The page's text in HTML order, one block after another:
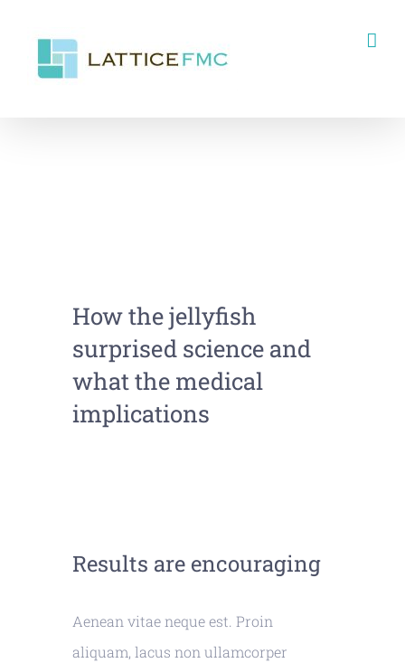
content
How the jellyfish
surprised science and
what the medical
implications
Results are encouraging
Aenean vitae neque est. Proin
aliquam, lacus non ullamcorper